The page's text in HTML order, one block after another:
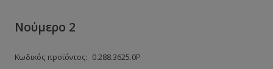
Νούμερο 2
Κωδικός προϊόντος: 0.288.3625.0Ρ